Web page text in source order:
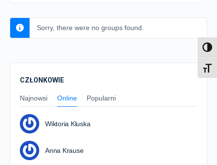
By:
Sorry, there were no groups found.
CZŁONKOWIE
Najnowsi Online Popularni
Wiktoria Kluska
Anna Krause